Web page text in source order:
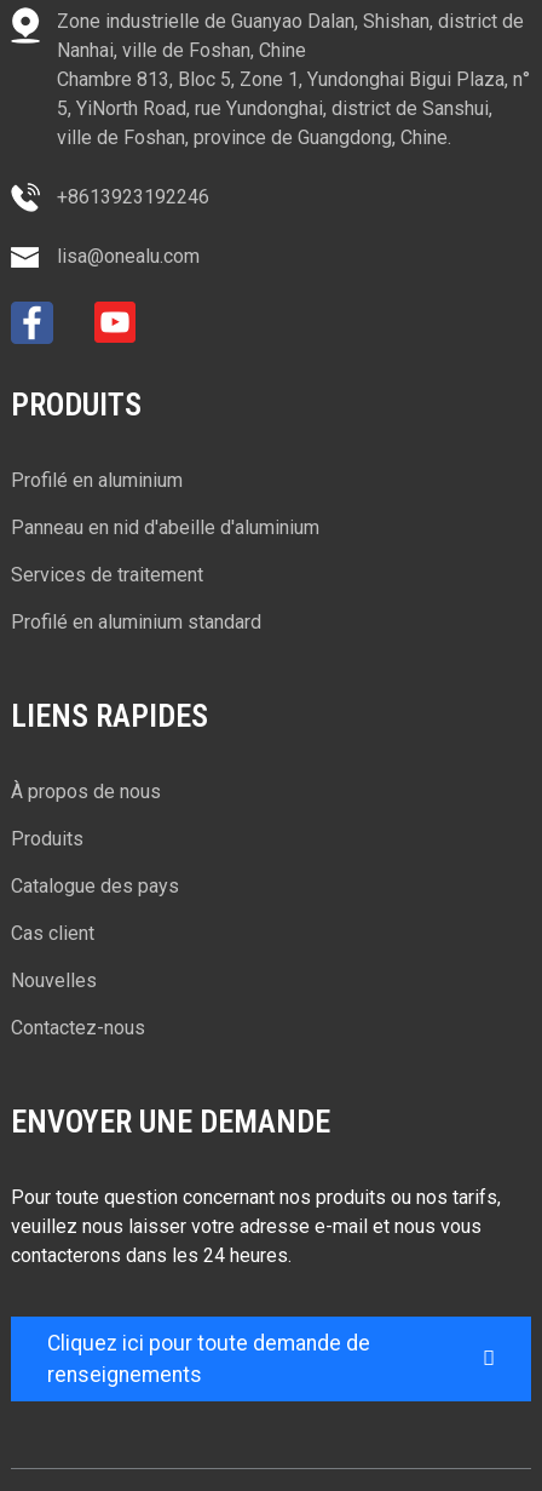
Zone industrielle de Guanyao Dalan, Shishan, district de
Nanhai, ville de Foshan, Chine
Chambre 813, Bloc 5, Zone 1, Yundonghai Bigui Plaza, n°
5, YiNorth Road, rue Yundonghai, district de Sanshui,
ville de Foshan, province de Guangdong, Chine.
+8613923192246
lisa@onealu.com
PRODUITS
Profilé en aluminium
Panneau en nid d'abeille d'aluminium
Services de traitement
Profilé en aluminium standard
LIENS RAPIDES
À propos de nous
Produits
Catalogue des pays
Cas client
Nouvelles
Contactez-nous
ENVOYER UNE DEMANDE
Pour toute question concernant nos produits ou nos tarifs,
veuillez nous laisser votre adresse e-mail et nous vous
contacterons dans les 24 heures.
Cliquez ici pour toute demande de
renseignements